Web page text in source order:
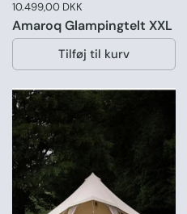
Pris:
10.499,00 DKK
Amaroq Glampingtelt XXL
Tilføj til kurv